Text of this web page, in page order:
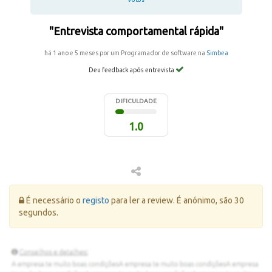
"Entrevista comportamental rápida"
há 1 ano e 5 meses por um Programador de software na Simbea
Deu feedback após entrevista
DIFICULDADE
1.0
Erro:
É necessário o registo para ler a review. É anónimo, são 30
segundos.